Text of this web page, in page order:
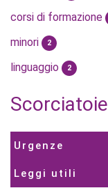
corsi di formazione
minori 2
linguaggio 2
Scorciatoie
Urgenze
Leggi utili